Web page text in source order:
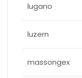
lugano
luzern
massongex